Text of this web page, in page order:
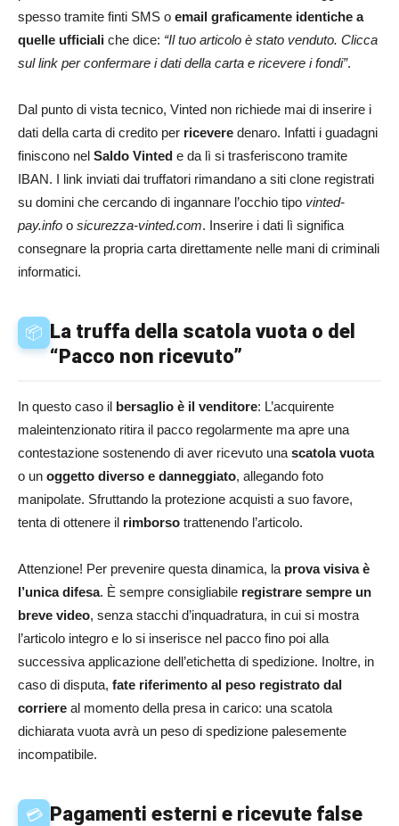
spesso tramite finti SMS o email graficamente identiche a
quelle ufficiali che dice: “Il tuo articolo è stato venduto. Clicca
sul link per confermare i dati della carta e ricevere i fondi”.
Dal punto di vista tecnico, Vinted non richiede mai di inserire i
dati della carta di credito per ricevere denaro. Infatti i guadagni
finiscono nel Saldo Vinted e da lì si trasferiscono tramite
IBAN. I link inviati dai truffatori rimandano a siti clone registrati
su domini che cercando di ingannare l’occhio tipo vinted-
pay.info o sicurezza-vinted.com. Inserire i dati lì significa
consegnare la propria carta direttamente nelle mani di criminali
informatici.
📦 La truffa della scatola vuota o del
“Pacco non ricevuto”
In questo caso il bersaglio è il venditore: L’acquirente
maleintenzionato ritira il pacco regolarmente ma apre una
contestazione sostenendo di aver ricevuto una scatola vuota
o un oggetto diverso e danneggiato, allegando foto
manipolate. Sfruttando la protezione acquisti a suo favore,
tenta di ottenere il rimborso trattenendo l’articolo.
Attenzione! Per prevenire questa dinamica, la prova visiva è
l’unica difesa. È sempre consigliabile registrare sempre un
breve video, senza stacchi d’inquadratura, in cui si mostra
l’articolo integro e lo si inserisce nel pacco fino poi alla
successiva applicazione dell’etichetta di spedizione. Inoltre, in
caso di disputa, fate riferimento al peso registrato dal
corriere al momento della presa in carico: una scatola
dichiarata vuota avrà un peso di spedizione palesemente
incompatibile.
💳 Pagamenti esterni e ricevute false